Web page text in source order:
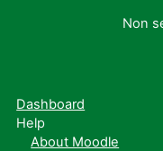
Non
Dashboard
Help
About Moodle